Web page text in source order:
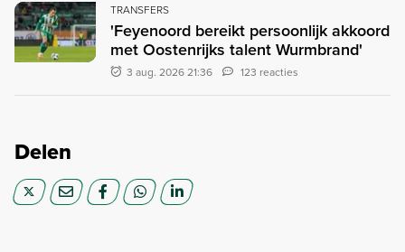
TRANSFERS
'Feyenoord bereikt persoonlijk akkoord
met Oostenrijks talent Wurmbrand'
3 aug. 2026 21:36 123 reacties
Delen